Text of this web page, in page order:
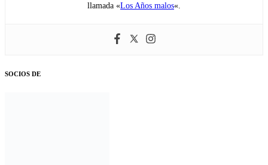
llamada «Los Años malos«.
SOCIOS DE